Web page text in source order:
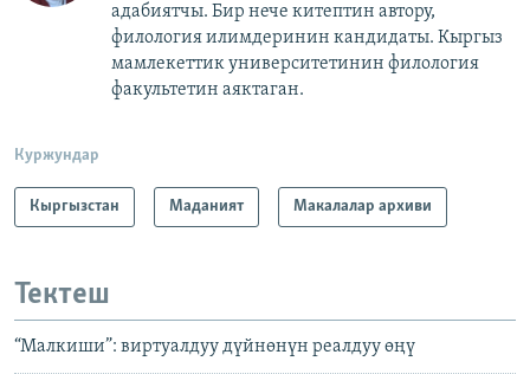
адабиятчы. Бир нече китептин автору,
филология илимдеринин кандидаты. Кыргыз
мамлекеттик университетинин филология
факультетин аяктаган.
Куржундар
Кыргызстан Маданият Макалалар архиви
Тектеш
“Малкиши”: виртуалдуу дүйнөнүн реалдуу өңү